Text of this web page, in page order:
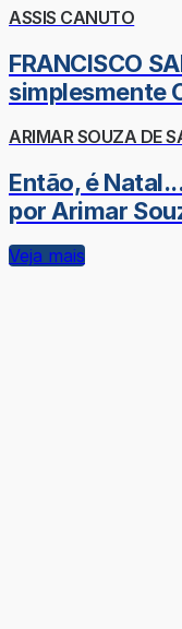
ASSIS CANUTO
FRANCISCO
simplesmente
ARIMAR SOUZA DE
Então, é
por Arimar
Veja mais